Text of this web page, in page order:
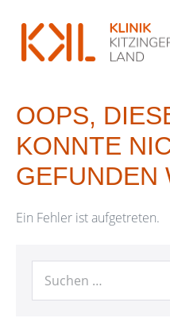
OOPS,
KONNTE
GEFUNDEN
Ein Fehler ist aufgetreten.